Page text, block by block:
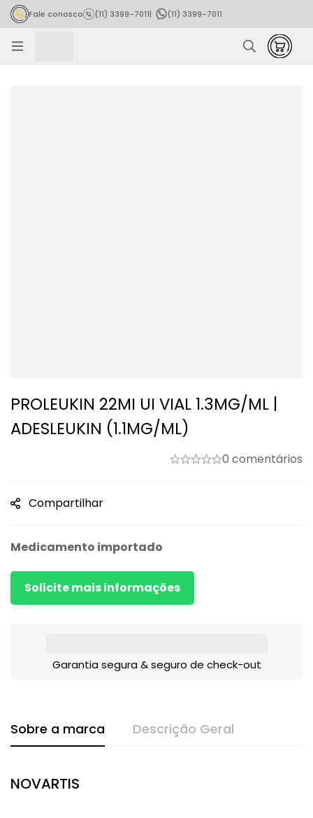
Fale conosco (11) 3399-7011|
(11) 3399-7011
PROLEUKIN 22MI UI VIAL 1.3MG/ML |
ADESLEUKIN (1.1MG/ML)
0 comentários
Compartilhar
Medicamento importado
Solicite mais informações
Garantia segura & seguro de check-out
Sobre a marca Descrição Geral
NOVARTIS